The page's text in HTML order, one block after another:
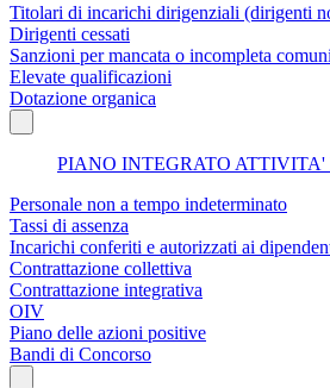
Titolari di incarichi dirigenziali (dirigenti
Dirigenti cessati
Sanzioni per mancata o incompleta
Elevate qualificazioni
Dotazione organica
PIANO INTEGRATO
Personale non a tempo indeterminato
Tassi di assenza
Incarichi conferiti e autorizzati ai
Contrattazione collettiva
Contrattazione integrativa
OIV
Piano delle azioni positive
Bandi di Concorso